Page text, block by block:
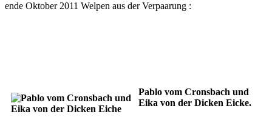
ende Oktober 2011 Welpen aus der Verpaarung :
Pablo vom Cronsbach und
Eika von der Dicken Eicke.